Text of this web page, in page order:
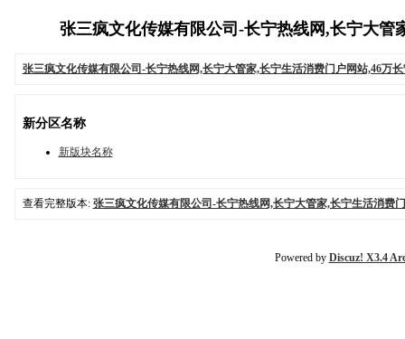
张三疯文化传媒有限公司-长宁热线网,长宁大
张三疯文化传媒有限公司-长宁热线网,长宁大管家,长宁生活消费门户网站,46万
新分区名称
新版块名称
查看完整版本: 张三疯文化传媒有限公司-长宁热线网,长宁大管家,长宁生活消费
Powered by Discuz! X3.4